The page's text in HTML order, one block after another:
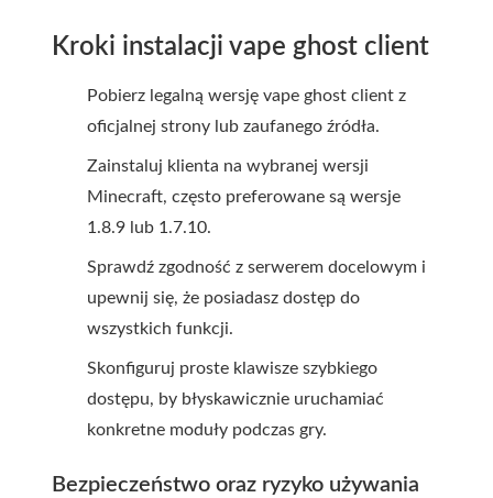
Kroki instalacji vape ghost client
Pobierz legalną wersję vape ghost client z
oficjalnej strony lub zaufanego źródła.
Zainstaluj klienta na wybranej wersji
Minecraft, często preferowane są wersje
1.8.9 lub 1.7.10.
Sprawdź zgodność z serwerem docelowym i
upewnij się, że posiadasz dostęp do
wszystkich funkcji.
Skonfiguruj proste klawisze szybkiego
dostępu, by błyskawicznie uruchamiać
konkretne moduły podczas gry.
Bezpieczeństwo oraz ryzyko używania